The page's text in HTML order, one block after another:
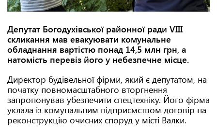
Депутат Богодухівської районної ради VIII
скликання мав евакуювати комунальне
обладнання вартістю понад 14,5 млн грн, а
натомість перевіз його у небезпечне місце.
Директор будівельної фірми, який є депутатом, на
початку повномасштабного вторгнення
запропонував убезпечити спецтехніку. Його фірма
уклала із комунальним підприємством договір на
реконструкцію очисних споруд у місті Валки.